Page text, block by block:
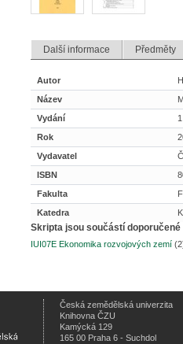
Další informace Předměty
Autor
Název
Vydání
Rok
Vydavatel
ISBN
Fakulta
Katedra
Skripta jsou součástí
IUI07E Ekonomika rozvojových zemí
Česká zemědělská univerzita
Knihovna ČZU
Kamýcká 129
165 00 Praha 6 - Suchdol